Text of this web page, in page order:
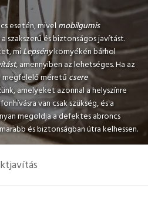
esetén, mivel mobilgumis
szakszerű és biztonságos javítást.
miLepsénykörnyékén bárhol
, amennyiben az lehetséges. Ha az
megfelelő méretű csere
amelyeket azonnal a helyszínre
van csak szükség, és a
megoldja a defektes abroncs
és biztonságban útra kelhessen.